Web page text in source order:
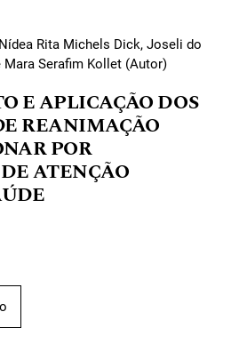
Rita Michels Dick, Joseli do
Serafim Kollet (Autor)
E APLICAÇÃO DOS
REANIMAÇÃO
POR
ATENÇÃO